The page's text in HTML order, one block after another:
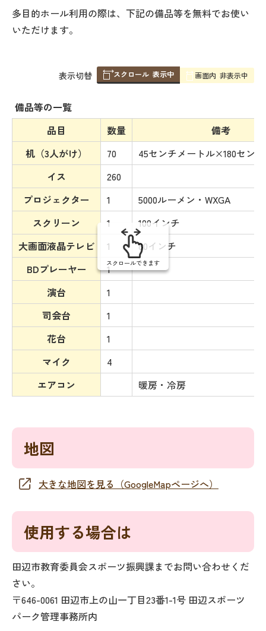
多目的ホール利用の際は、下記の備品等を無料でお使い
いただけます。
表
み
の
表示切替 スクロール 表示中 画面内 非表示中
備品等の一覧
品目
数量
備考
机（3人がけ）
70
45センチメートル×180セン
イス
260
プロジェクター
1
5000ルーメン・WXGA
スクリーン
1
100インチ
大画面液晶テレビ
1
80インチ
BDプレーヤー
1
演台
1
司会台
1
花台
1
マイク
4
エアコン
暖房・冷房
スクロールできます
地図
大きな地図を見る（GoogleMapページへ）
使用する場合は
田辺市教育委員会スポーツ振興課までお問い合わせくだ
さい。
〒646-0061 田辺市上の山一丁目23番1-1号 田辺スポーツ
パーク管理事務所内